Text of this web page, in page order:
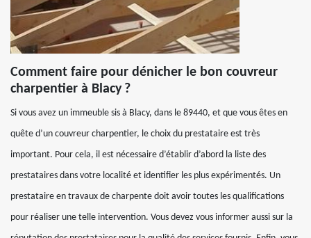
Comment faire pour dénicher le bon couvreur
charpentier à Blacy ?
Si vous avez un immeuble sis à Blacy, dans le 89440, et que vous êtes en
quête d’un couvreur charpentier, le choix du prestataire est très
important. Pour cela, il est nécessaire d’établir d’abord la liste des
prestataires dans votre localité et identifier les plus expérimentés. Un
prestataire en travaux de charpente doit avoir toutes les qualifications
pour réaliser une telle intervention. Vous devez vous informer aussi sur la